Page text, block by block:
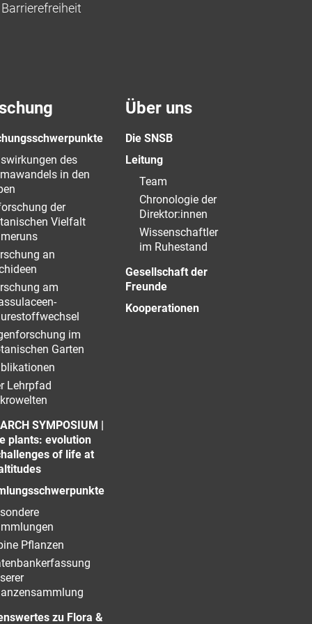
des
in den
der
Vielfalt
an
am
im
Garten
Lehrpfad
SYMPOSIUM |
plants: evolution
of life at
Pflanzen
zu Flora &
Über uns
Die SNSB
Leitung
Team
Chronologie der
Direktor:innen
Wissenschaftler
im Ruhestand
Gesellschaft der
Freunde
Kooperationen